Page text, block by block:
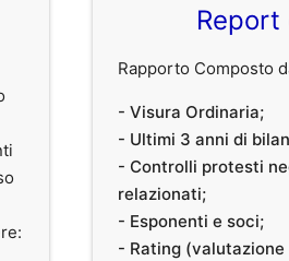
Rapporto Composto
- Visura Ordinaria;
- Ultimi 3 anni di
- Controlli protesti
relazionati;
- Esponenti e soci;
- Rating